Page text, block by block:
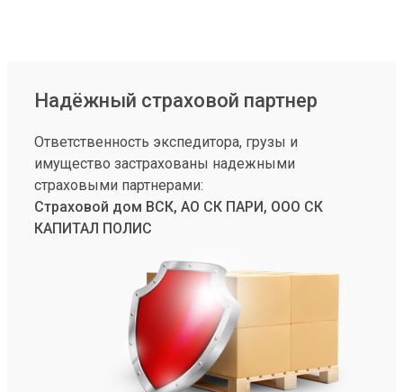
Надёжный страховой партнер
Ответственность экспедитора, грузы и
имущество застрахованы надежными
страховыми партнерами:
Страховой дом ВСК, АО СК ПАРИ, ООО СК
КАПИТАЛ ПОЛИС